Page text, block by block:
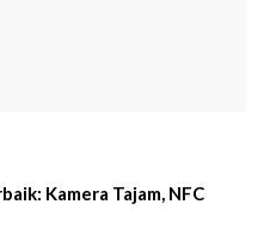
Kamera Tajam, NFC